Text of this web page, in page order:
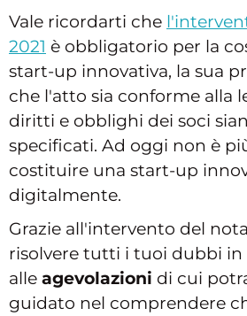
Vale ricordarti che
2021 è obbligatorio per la
start-up innovativa, la sua
che l'atto sia conforme alla
diritti e obblighi dei soci
specificati. Ad oggi non è
costituire una start-up
digitalmente.
Grazie all'intervento del
risolvere tutti i tuoi dubbi
alle agevolazioni di cui
guidato nel comprendere